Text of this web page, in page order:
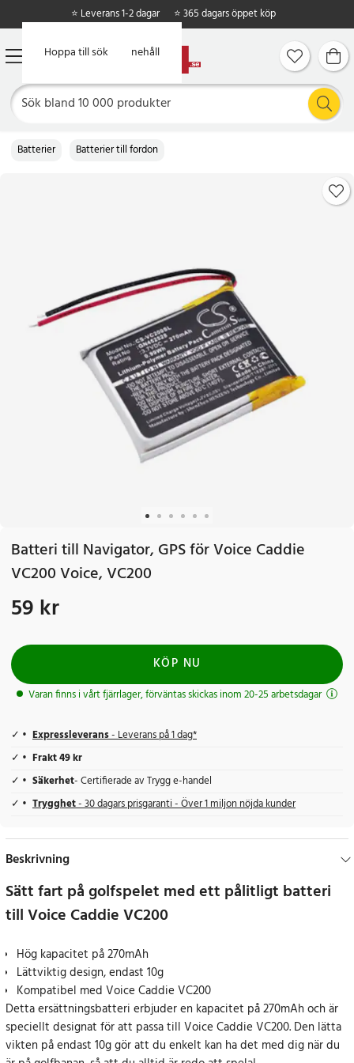
Hoppa till huvudinnehåll
Hoppa till sök
⭐ Leverans 1-2 dagar ⭐ 365 dagars öppet köp
Batterier Batterier till fordon
Batteri till Navigator, GPS för Voice Caddie
VC200 Voice, VC200
Pris: 59 kr
59 kr
KÖP NU
Varan finns i vårt fjärrlager, förväntas skickas inom 20-25 arbetsdagar
Expressleverans- Leverans på 1 dag*
Frakt 49 kr
Säkerhet- Certifierade av Trygg e-handel
Trygghet- 30 dagars prisgaranti - Över 1 miljon nöjda kunder
Beskrivning
Sätt fart på golfspelet med ett pålitligt batteri
till Voice Caddie VC200
Hög kapacitet på 270mAh
Lättviktig design, endast 10g
Kompatibel med Voice Caddie VC200
Detta ersättningsbatteri erbjuder en kapacitet på 270mAh och är
speciellt designat för att passa till Voice Caddie VC200. Den lätta
vikten på endast 10g gör att du enkelt kan ha det med dig när du